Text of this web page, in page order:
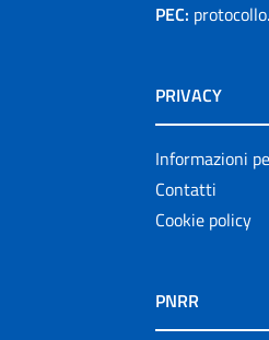
PEC:
PRIVACY
Informazioni
Contatti
Cookie policy
PNRR